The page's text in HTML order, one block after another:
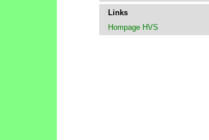
Links
Hompage HVS